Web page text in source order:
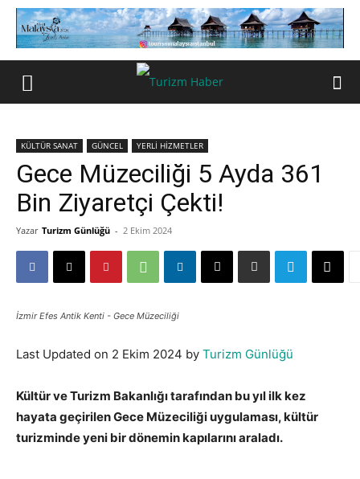
KÜLTÜR SANAT GÜNCEL YERLİ HİZMETLER
Gece Müzeciliği 5 Ayda 361
Bin Ziyaretçi Çekti!
Yazar Turizm Günlüğü - 2 Ekim 2024
İzmir Efes Antik Kenti - Gece Müzeciliği
Last Updated on 2 Ekim 2024 by Turizm Günlüğü
Kültür ve Turizm Bakanlığı tarafından bu yıl ilk kez
hayata geçirilen Gece Müzeciliği uygulaması, kültür
turizminde yeni bir dönemin kapılarını araladı.